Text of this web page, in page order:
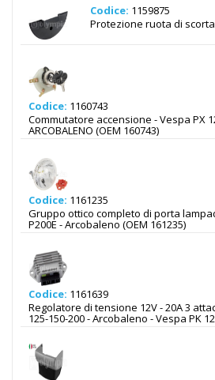
Codice: 1159875
Protezione ruota di scorta
Codice: 1160743
Commutatore accensione - Vespa PX
ARCOBALENO (OEM 160743)
Codice: 1161235
Gruppo ottico completo di porta
P200E - Arcobaleno (OEM 161235)
Codice: 1161639
Regolatore di tensione 12V - 20A 3
125-150-200 - Arcobaleno - Vespa PK